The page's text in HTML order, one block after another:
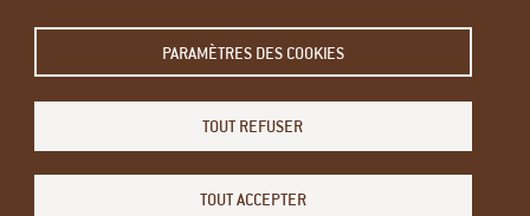
Restez informé - abonnez-vous à notre newsletter.
Modifier son abonnement
PARAMÈTRES DES COOKIES
TOUT REFUSER
TOUT ACCEPTER